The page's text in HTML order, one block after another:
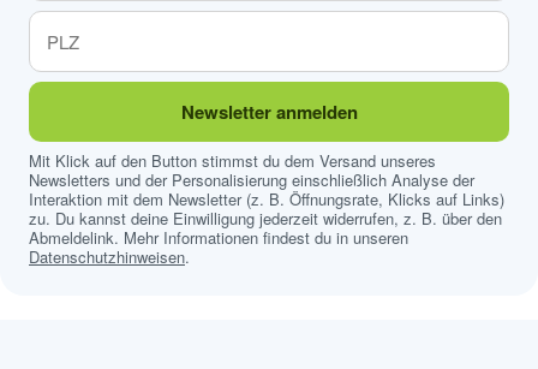
Newsletter anmelden
Mit Klick auf den Button stimmst du dem Versand unseres
Newsletters und der Personalisierung einschließlich Analyse der
Interaktion mit dem Newsletter (z. B. Öffnungsrate, Klicks auf Links)
zu. Du kannst deine Einwilligung jederzeit widerrufen, z. B. über den
Abmeldelink. Mehr Informationen findest du in unseren
Datenschutzhinweisen.